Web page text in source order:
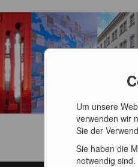
Um unsere
verwenden wir
Sie der
Sie haben die
notwendig sind.